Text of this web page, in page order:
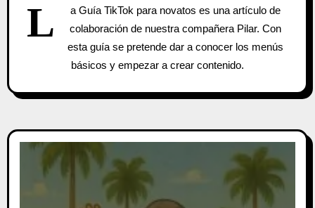
L
a Guía TikTok para novatos es una artículo de
colaboración de nuestra compañera Pilar. Con
esta guía se pretende dar a conocer los menús
básicos y empezar a crear contenido.